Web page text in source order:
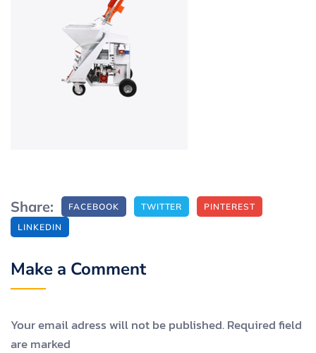
Share: FACEBOOK TWITTER
PINTEREST
LINKEDIN
Make a Comment
Your email adress will not be published. Required field
are marked